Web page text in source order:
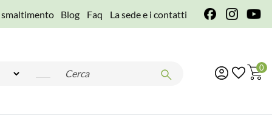
Blog Faq La sede e i contatti
0